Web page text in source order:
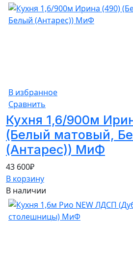
В избранное
Сравнить
Кухня 1,6/900м
(Белый матовый,
(Антарес)) МиФ
43 600₽
В корзину
В наличии